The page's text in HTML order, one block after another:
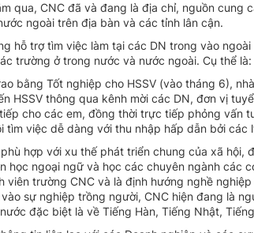
qua, CNC đã và đang là địa chỉ, nguồn cung
ngoài trên địa bàn và các tỉnh lân cận.
hỗ trợ tìm việc làm tại các DN trong vào
trường ở trong nước và nước ngoài. Cụ thể là:
bằng Tốt nghiệp cho HSSV (vào tháng 6),
HSSV thông qua kênh mời các DN, đơn vị
cho các em, đồng thời trực tiếp phỏng vấn
việc dễ dàng với thu nhập hấp dẫn bởi các
hợp với xu thế phát triển chung của xã hội,
ngoại ngữ và học các chuyên ngành các
trường CNC và là định hướng nghề
sự nghiệp trồng người, CNC hiện đang là
đặc biệt là về Tiếng Hàn, Tiếng Nhật,